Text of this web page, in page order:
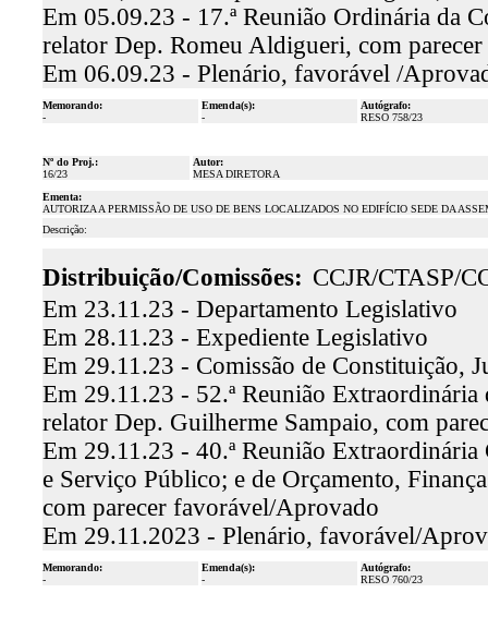
Em 05.09.23 - 17.ª Reunião Ordinária da
relator Dep. Romeu Aldigueri, com
Em 06.09.23 - Plenário, favorável /
Memorando:
-
Emenda(s):
-
Autógrafo:
RESO 758/23
Nº do Proj.:
16/23
Autor:
MESA DIRETORA
Ementa:
AUTORIZA A PERMISSÃO DE USO DE BENS LOCALIZADOS NO EDIFÍCIO SEDE DA
Descrição:
Distribuição/Comissões: CCJR/CTASP/
Em 23.11.23 - Departamento Legislativo
Em 28.11.23 - Expediente Legislativo
Em 29.11.23 - Comissão de Constituição,
Em 29.11.23 - 52.ª Reunião Extraordinária
relator Dep. Guilherme Sampaio, com
Em 29.11.23 - 40.ª Reunião
e Serviço Público; e de Orçamento,
com parecer favorável/Aprovado
Em 29.11.2023 - Plenário, favorável/
Memorando:
-
Emenda(s):
-
Autógrafo:
RESO 760/23